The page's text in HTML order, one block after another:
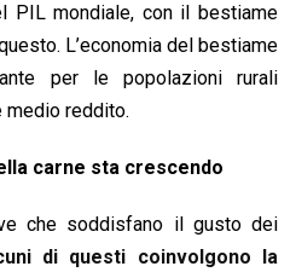
PIL mondiale, con il bestiame
L’economia del bestiame
per le popolazioni rurali
medio reddito.
carne sta crescendo
che soddisfano il gusto dei
di questi coinvolgono la